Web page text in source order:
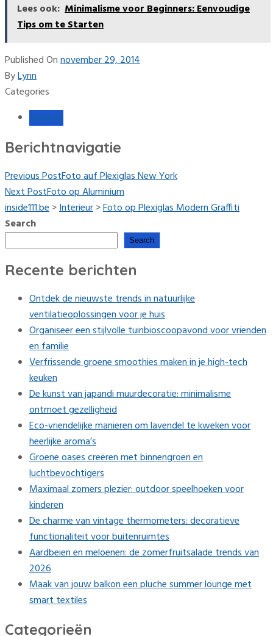
Lees ook: Minimalisme voor Beginners: Eenvoudige
Tips om te Starten
Published Onnovember 29, 2014
ByLynn
Categories
Interieur
Berichtnavigatie
Previous PostFoto auf Plexiglas New York
Next PostFoto op Aluminium
inside111.be>Interieur>Foto op Plexiglas Modern Graffiti
Search
Search
Recente berichten
Ontdek de nieuwste trends in natuurlijke
ventilatieoplossingen voor je huis
Organiseer een stijlvolle tuinbioscoopavond voor vrienden
en familie
Verfrissende groene smoothies maken in je high-tech
keuken
De kunst van japandi muurdecoratie: minimalisme
ontmoet gezelligheid
Eco-vriendelijke manieren om lavendel te kweken voor
heerlijke aroma’s
Groene oases creëren met binnengroen en
luchtbevochtigers
Maximaal zomers plezier: outdoor speelhoeken voor
kinderen
De charme van vintage thermometers: decoratieve
functionaliteit voor buitenruimtes
Aardbeien en meloenen: de zomerfruitsalade trends van
2026
Maak van jouw balkon een pluche summer lounge met
smart textiles
Categorieën